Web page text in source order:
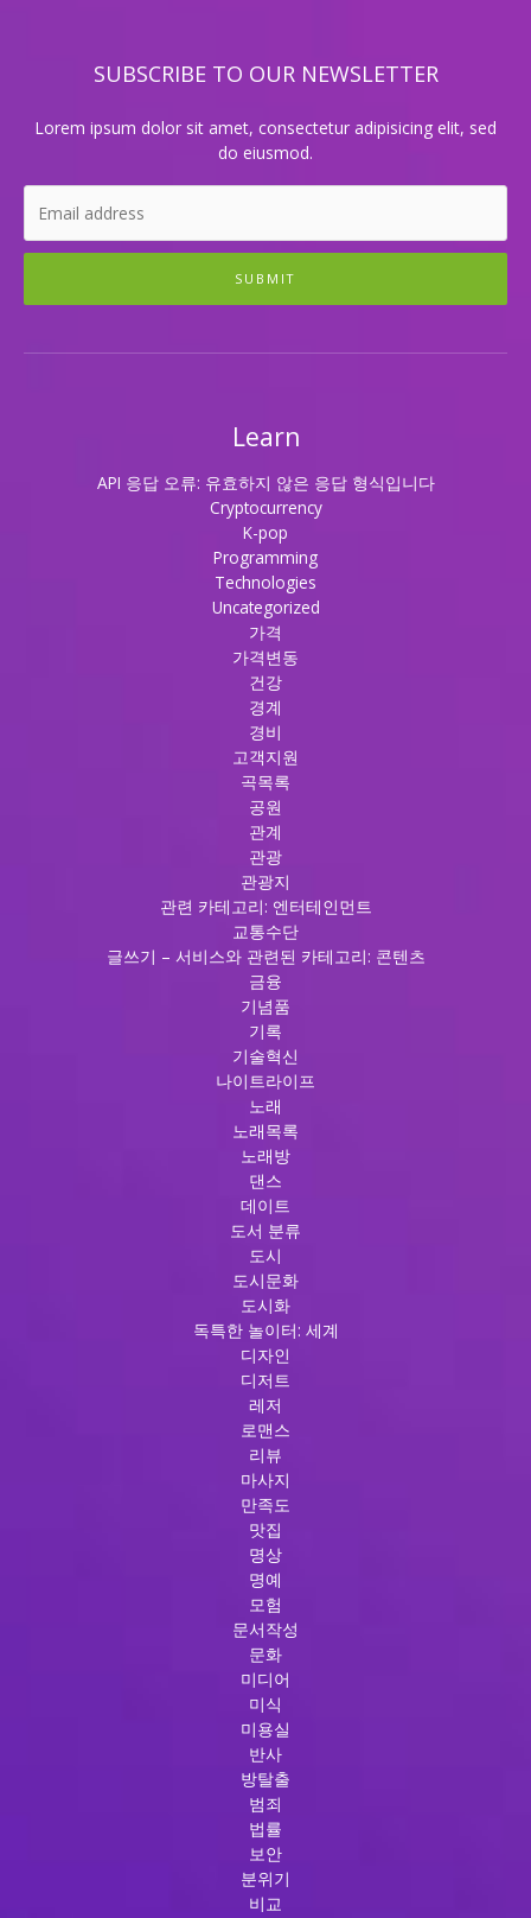
SUBSCRIBE TO OUR NEWSLETTER
Lorem ipsum dolor sit amet, consectetur adipisicing elit, sed
do eiusmod.
SUBMIT
Learn
API 응답 오류: 유효하지 않은 응답 형식입니다
Cryptocurrency
K-pop
Programming
Technologies
Uncategorized
가격
가격변동
건강
경계
경비
고객지원
곡목록
공원
관계
관광
관광지
관련 카테고리: 엔터테인먼트
교통수단
글쓰기 – 서비스와 관련된 카테고리: 콘텐츠
금융
기념품
기록
기술혁신
나이트라이프
노래
노래목록
노래방
댄스
데이트
도서 분류
도시
도시문화
도시화
독특한 놀이터: 세계
디자인
디저트
레저
로맨스
리뷰
마사지
만족도
맛집
명상
명예
모험
문서작성
문화
미디어
미식
미용실
반사
방탈출
범죄
법률
보안
분위기
비교